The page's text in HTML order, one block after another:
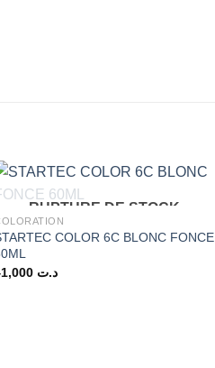
RUPTURE DE STOCK
COLOR 6C BLONC FONCE
د.ت